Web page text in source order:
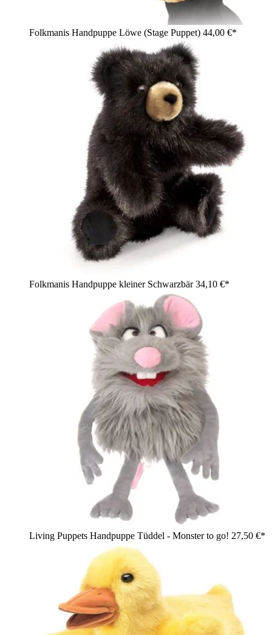
Folkmanis Handpuppe Löwe (Stage Puppet) 44,00 €*
Folkmanis Handpuppe kleiner Schwarzbär34,10 €*
Living Puppets Handpuppe Tüddel - Monster to go! 27,50 €*